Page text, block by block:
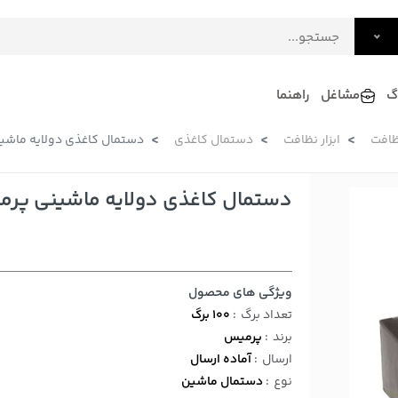
فرآورده های لبنی
دکوراسیون داخلی و تزئینی
سرو و پذیرایی
مشاغل راهنما
ابزار نظافت دستمال کاغذی دستمال کاغذی دولایه ماشيني
دستمال کاغذی دولایه ماشيني پرميس
ویژگی های محصول
تعداد برگ : 100 برگ
برند : پرمیس
ارسال :آماده ارسال
نوع :دستمال ماشین